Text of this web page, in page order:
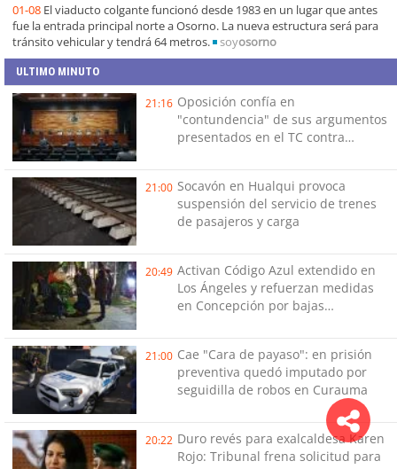
01-08 El viaducto colgante funcionó desde 1983 en un lugar que antes
fue la entrada principal norte a Osorno. La nueva estructura será para
tránsito vehicular y tendrá 64 metros.
soyosorno
ULTIMO MINUTO
21:16 Oposición confía en
"contundencia" de sus argumentos
presentados en el TC contra
21:00 Socavón en Hualqui provoca
suspensión del servicio de trenes
de pasajeros y carga
20:49 Activan Código Azul extendido en
Los Ángeles y refuerzan medidas
en Concepción por bajas
semana
21:00 Cae "Cara de payaso": en prisión
preventiva quedó imputado por
seguidilla de robos en Curauma
20:22 Duro revés para exalcaldesa Karen
Rojo: Tribunal frena solicitud para